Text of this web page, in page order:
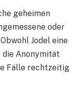
geheimen
oder
Jodel eine
Anonymität
Fälle rechtzeitig